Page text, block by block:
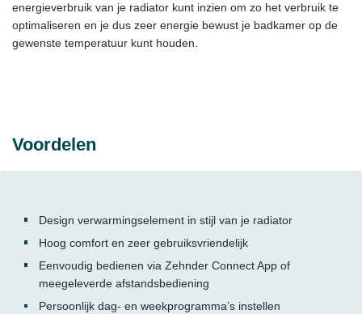
energieverbruik van je radiator kunt inzien om zo het verbruik te
optimaliseren en je dus zeer energie bewust je badkamer op de
gewenste temperatuur kunt houden.
Voordelen
Design verwarmingselement in stijl van je radiator
Hoog comfort en zeer gebruiksvriendelijk
Eenvoudig bedienen via Zehnder Connect App of
meegeleverde afstandsbediening
Persoonlijk dag- en weekprogramma’s instellen